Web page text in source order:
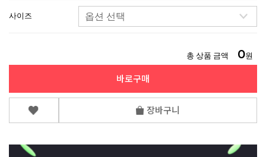
사이즈
총 상품 금액 0원
바로구매
장바구니